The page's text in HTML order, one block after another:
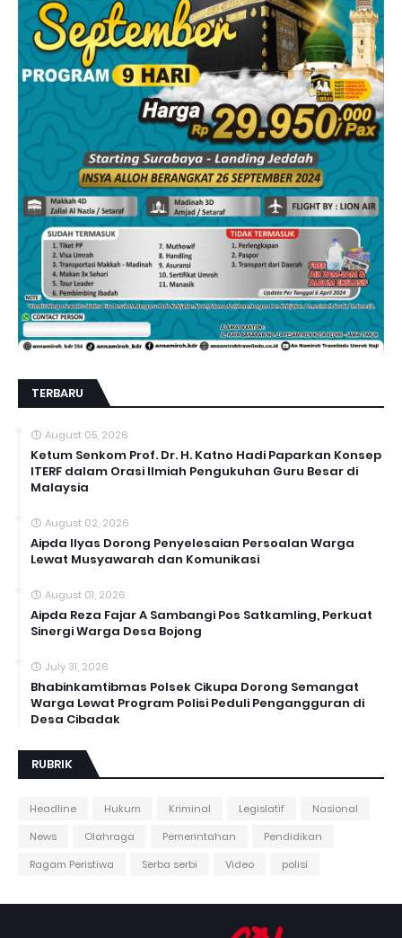
TERBARU
August 05, 2026
Ketum Senkom Prof. Dr. H. Katno Hadi Paparkan Konsep
ITERF dalam Orasi Ilmiah Pengukuhan Guru Besar di
Malaysia
August 02, 2026
Aipda Ilyas Dorong Penyelesaian Persoalan Warga
Lewat Musyawarah dan Komunikasi
August 01, 2026
Aipda Reza Fajar A Sambangi Pos Satkamling, Perkuat
Sinergi Warga Desa Bojong
July 31, 2026
Bhabinkamtibmas Polsek Cikupa Dorong Semangat
Warga Lewat Program Polisi Peduli Pengangguran di
Desa Cibadak
RUBRIK
Headline Hukum Kriminal Legislatif
Nasional
News
Olahraga Pemerintahan
Pendidikan
Ragam Peristiwa
Serba serbi Video polisi